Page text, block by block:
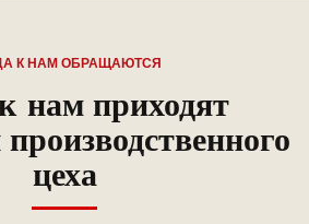
К НАМ ОБРАЩАЮТСЯ
нам приходят
цеха